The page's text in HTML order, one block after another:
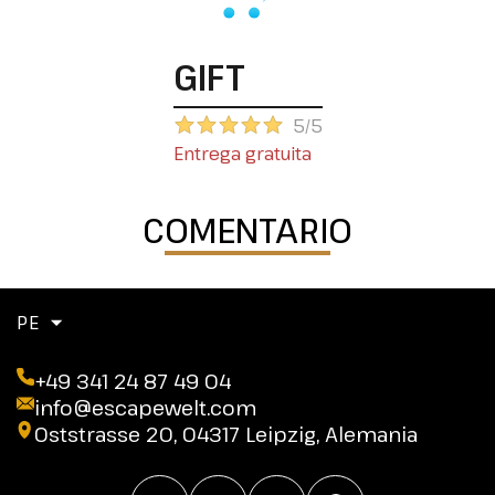
GIFT
5/5
Entrega gratuita
COMENTARIO
PE
+49 341 24 87 49 04
info@escapewelt.com
Oststrasse 20, 04317 Leipzig, Alemania